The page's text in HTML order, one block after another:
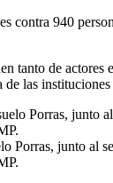
contra 940
tanto de
las
Porras, junto al